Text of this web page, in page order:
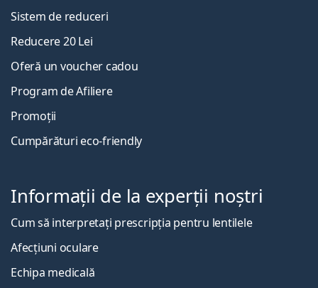
Sistem de reduceri
Reducere 20 Lei
Oferă un voucher cadou
Program de Afiliere
Promoții
Cumpărături eco-friendly
Informații de la experții noștri
Cum să interpretați prescripția pentru lentilele
Afecțiuni oculare
Echipa medicală